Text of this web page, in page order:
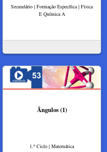
Secundário | Formação Específica | Física
E Química A
Ângulos (1)
1.º Ciclo | Matemática